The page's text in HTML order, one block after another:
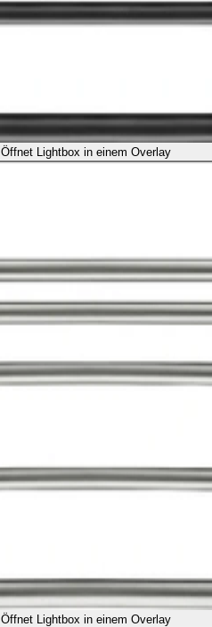
Öffnet Lightbox in einem Overlay
Öffnet Lightbox in einem Overlay